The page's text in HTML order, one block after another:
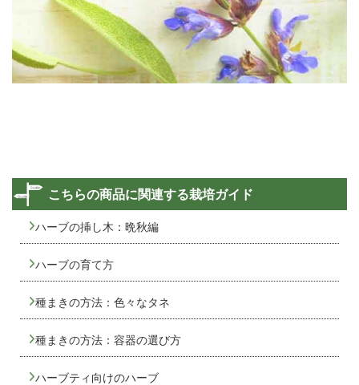
こちらの商品に関連する栽培ガイド
ハーブの挿し木：晩秋編
ハーブの育て方
種まきの方法：色々なタネ
種まきの方法：容器の選び方
ハーブティ向けのハーブ